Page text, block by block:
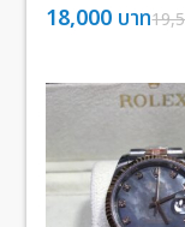
18,000 บาท